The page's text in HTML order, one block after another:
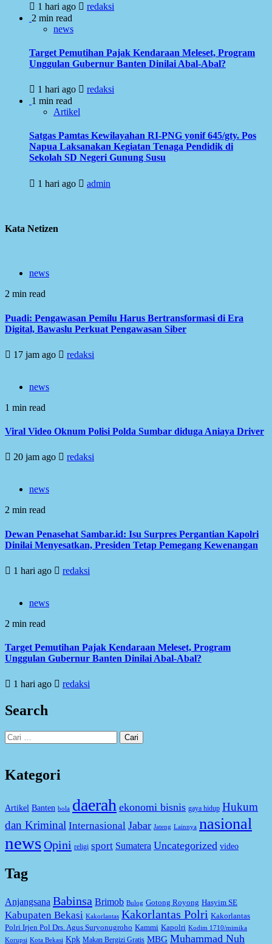
1 hari ago
redaksi
2 min read
news
Target Pemutihan Pajak Kendaraan Meleset, Program
Unggulan Gubernur Banten Dinilai Abal-Abal?
1 hari ago
redaksi
1 min read
Artikel
Satgas Pamtas Kewilayahan RI-PNG yonif 645/gty. Pos
Napua Laksanakan Kegiatan Tenaga Pendidik di
Sekolah SD Negeri Gunung Susu
1 hari ago admin
Kata Netizen
news
2 min read
Puadi: Pengawasan Pemilu Harus Bertransformasi di Era
Digital, Bawaslu Perkuat Pengawasan Siber
17 jam ago redaksi
news
1 min read
Viral Video Oknum Polisi Polda Sumbar diduga Aniaya Driver
20 jam ago redaksi
news
2 min read
Dewan Penasehat Sambar.id: Isu Surpres Pergantian Kapolri
Dinilai Menyesatkan, Presiden Tetap Pemegang Kewenangan
1 hari ago redaksi
news
2 min read
Target Pemutihan Pajak Kendaraan Meleset, Program
Unggulan Gubernur Banten Dinilai Abal-Abal?
1 hari ago redaksi
Search
Cari
untuk:
Kategori
Artikel Banten bola daerah ekonomi bisnis gaya hidup Hukum
dan Kriminal Internasional Jabar Jateng Lainnya nasional
newsOpini religi sport Sumatera Uncategorized video
Tag
Anjangsana Babinsa Brimob Bulog Gotong Royong Hasyim SE
Kabupaten Bekasi Kakorlantas Kakorlantas Polri Kakorlantas
Polri Irjen Pol Drs. Agus Suryonugroho Kammi Kapolri Kodim 1710/mimika
Korupsi Kota Bekasi Kpk Makan Bergizi Gratis MBG Muhammad Nuh